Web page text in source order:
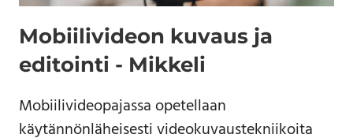
Mobiilivideon kuvaus ja
editointi - Mikkeli
Mobiilivideopajassa opetellaan
käytännönläheisesti videokuvaustekniikoita